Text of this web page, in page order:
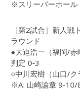
※スリーパーホール
［第2試合］新人
ラウンド
●大迫浩一（福岡/赤
判定 0-3
○中川宏樹（山口/ク
※A: 山崎諭章 9-10/